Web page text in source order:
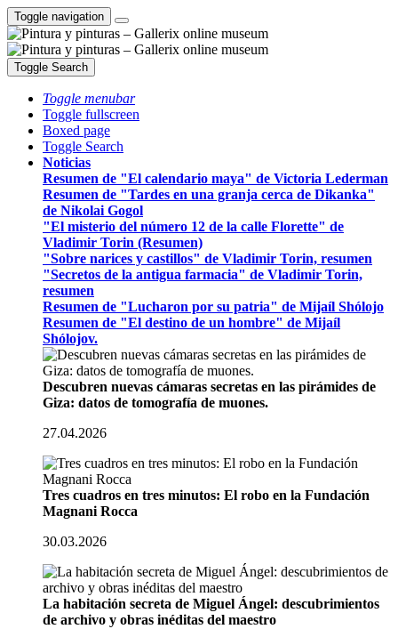
Toggle navigation
Toggle Search
Toggle menubar
Toggle fullscreen
Boxed page
Toggle Search
Noticias
Resumen de "El calendario maya" de Victoria Lederman
Resumen de "Tardes en una granja cerca de Dikanka"
de Nikolai Gogol
"El misterio del número 12 de la calle Florette" de
Vladimir Torin (Resumen)
"Sobre narices y castillos" de Vladimir Torin, resumen
"Secretos de la antigua farmacia" de Vladimir Torin,
resumen
Resumen de "Lucharon por su patria" de Mijaíl Shólojo
Resumen de "El destino de un hombre" de Mijaíl
Shólojov.
Descubren nuevas cámaras secretas en las pirámides de
Giza: datos de tomografía de muones.
27.04.2026
Tres cuadros en tres minutos: El robo en la Fundación
Magnani Rocca
30.03.2026
La habitación secreta de Miguel Ángel: descubrimientos
de archivo y obras inéditas del maestro